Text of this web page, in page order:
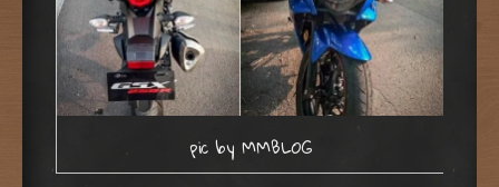
pic by MMBLOG